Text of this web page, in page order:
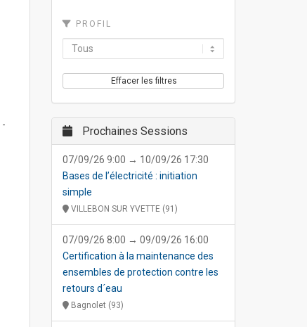
-
PROFIL
Effacer les filtres
Prochaines Sessions
07/09/26 9:00 → 10/09/26 17:30
Bases de l’électricité : initiation
simple
VILLEBON SUR YVETTE (91)
07/09/26 8:00 → 09/09/26 16:00
Certification à la maintenance des
ensembles de protection contre les
retours d´eau
Bagnolet (93)